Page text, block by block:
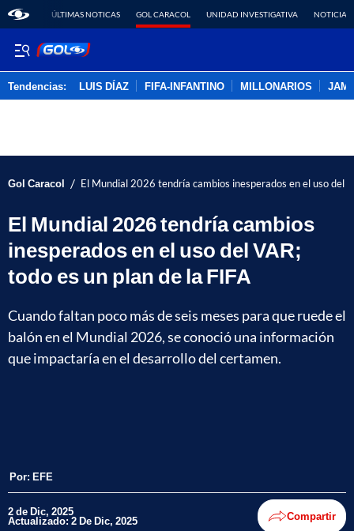
ÚLTIMAS NOTICAS GOL CARACOL UNIDAD INVESTIGATIVA NOTICIAS
Tendencias: LUIS DÍAZ FIFA-INFANTINO MILLONARIOS
Gol Caracol / El Mundial 2026 tendría cambios inesperados en el uso del
El Mundial 2026 tendría cambios
inesperados en el uso del VAR;
todo es un plan de la FIFA
Cuando faltan poco más de seis meses para que ruede el
balón en el Mundial 2026, se conoció una información
que impactaría en el desarrollo del certamen.
Por: EFE
2 de Dic, 2025
Actualizado: 2 De Dic, 2025 Compartir